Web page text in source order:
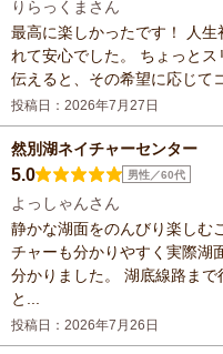
りらっくまさん
最高に楽しかったです！ 人生
れて安心でした。 ちょっと
伝えると、その希望に応じて
投稿日：2026年7月27日
然別湖ネイチャーセンター
5.0 男性／60代
よっしゃんさん
静かな湖面をのんびり楽しむ
チャーも分かりやすく実際湖
分かりました。 湖底線路ま
と...
投稿日：2026年7月26日